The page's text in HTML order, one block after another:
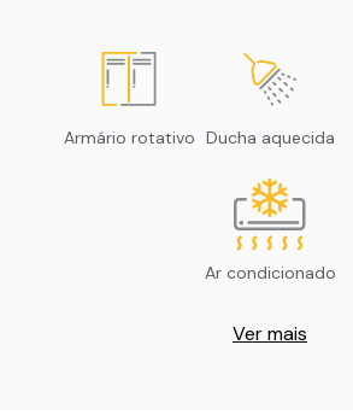
Armário rotativo Ducha aquecida
Ar condicionado
Ver mais